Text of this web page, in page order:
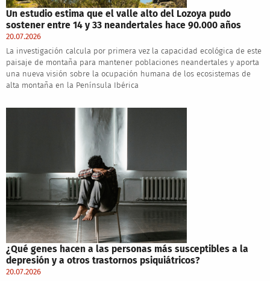
Un estudio estima que el valle alto del Lozoya pudo
sostener entre 14 y 33 neandertales hace 90.000 años
20.07.2026
La investigación calcula por primera vez la capacidad ecológica de este
paisaje de montaña para mantener poblaciones neandertales y aporta
una nueva visión sobre la ocupación humana de los ecosistemas de
alta montaña en la Península Ibérica
¿Qué genes hacen a las personas más susceptibles a la
depresión y a otros trastornos psiquiátricos?
20.07.2026